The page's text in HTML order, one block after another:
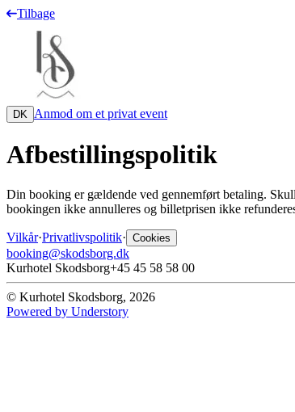
Tilbage
DK Anmod om et privat event
Afbestillingspolitik
Din booking er gældende ved gennemført betaling.
bookingen ikke annulleres og billetprisen ikke
Vilkår·Privatlivspolitik· Cookies
booking@skodsborg.dk
Kurhotel Skodsborg+45 45 58 58 00
© Kurhotel Skodsborg, 2026
Powered by Understory